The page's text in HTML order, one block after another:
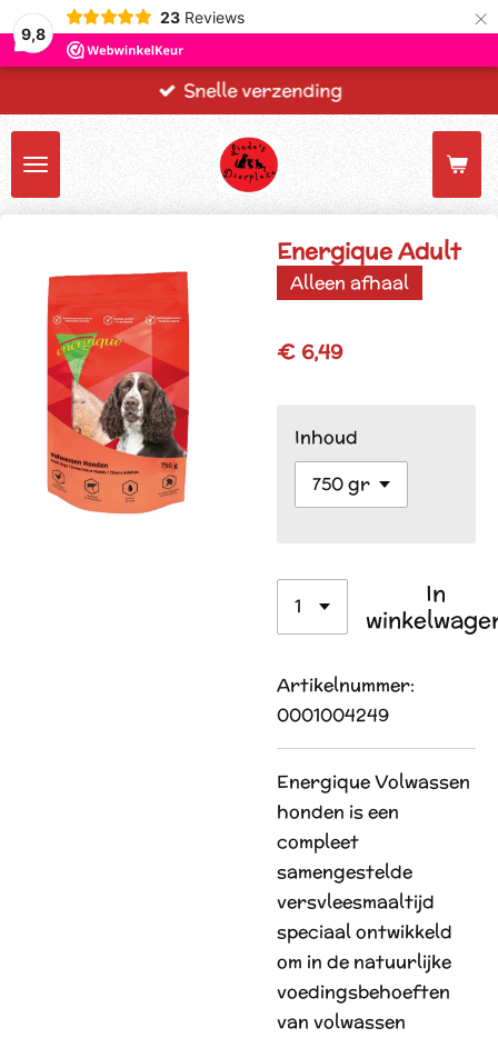
9,8
23 Reviews ×
Snelle verzending
Energique Adult
Alleen afhaal
€ 6,49
Inhoud
In
Artikelnummer:
0001004249
Energique Volwassen
honden is een
compleet
samengestelde
versvleesmaaltijd
speciaal ontwikkeld
om in de natuurlijke
voedingsbehoeften
van volwassen